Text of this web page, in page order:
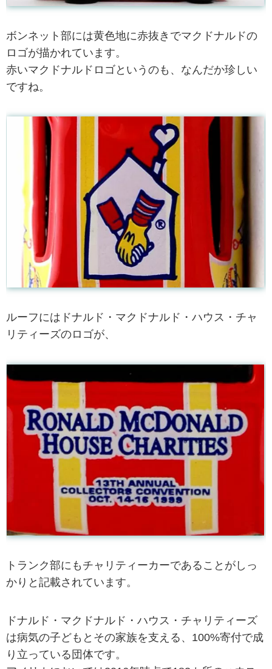
ボンネット部には黄色地に赤抜きでマクドナルドの
ロゴが描かれています。
赤いマクドナルドロゴというのも、なんだか珍しい
ですね。
ルーフにはドナルド・マクドナルド・ハウス・チャ
リティーズのロゴが、
トランク部にもチャリティーカーであることがしっ
かりと記載されています。
ドナルド・マクドナルド・ハウス・チャリティーズ
は病気の子どもとその家族を支える、100%寄付で成
り立っている団体です。